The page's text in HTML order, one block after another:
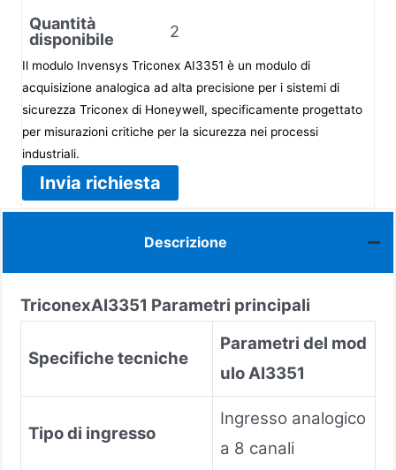
Quantità
disponibile
2
Il modulo Invensys Triconex AI3351 è un modulo di
acquisizione analogica ad alta precisione per i sistemi di
sicurezza Triconex di Honeywell, specificamente progettato
per misurazioni critiche per la sicurezza nei processi
industriali.
Invia richiesta
Descrizione
TriconexAI3351 Parametri principali
Specifiche tecniche
Parametri del mod
ulo AI3351
Tipo di ingresso
Ingresso analogico
a 8 canali